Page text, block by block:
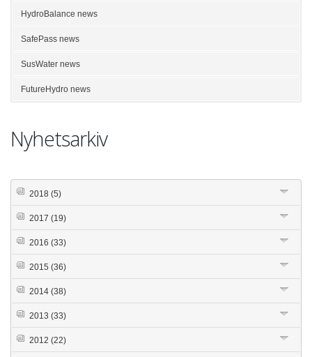
HydroBalance news
SafePass news
SusWater news
FutureHydro news
Nyhetsarkiv
2018 (5)
2017 (19)
2016 (33)
2015 (36)
2014 (38)
2013 (33)
2012 (22)